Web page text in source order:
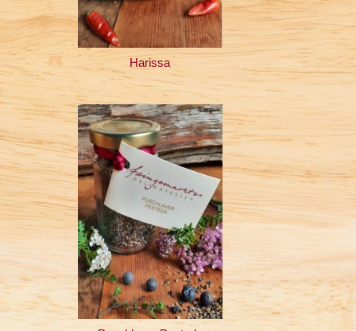
Harissa